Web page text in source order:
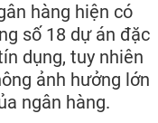
hàng hiện có
số 18 dự án đặc
dụng, tuy nhiên
ảnh hưởng lớn
ngân hàng.